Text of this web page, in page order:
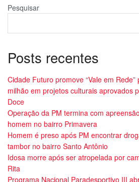
Pesquisar
Posts recentes
Cidade Futuro promove “Vale em
milhão em projetos culturais aprovados
Doce
Operação da PM termina com
homem no bairro Primavera
Homem é preso após PM encontrar
tambor no bairro Santo Antônio
Idosa morre após ser atropelada por
Rita
Programa Nacional Paradesportivo III